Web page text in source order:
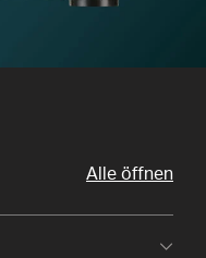
Alle öffnen